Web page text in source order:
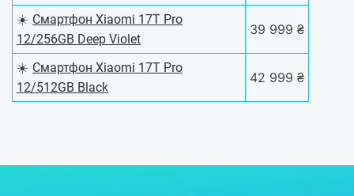
☀️ Смартфон Xiaomi 17T Pro
12/256GB Deep Violet
39 999 ₴
☀️ Смартфон Xiaomi 17T Pro
12/512GB Black
42 999 ₴